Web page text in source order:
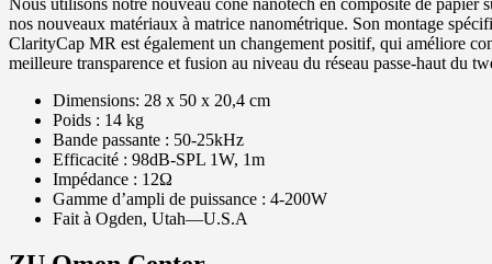
nos nouveaux matériaux à matrice nanométrique. Son montage
ClarityCap MR est également un changement positif, qui améliore
meilleure transparence et fusion au niveau du réseau passe-haut du
Dimensions: 28 x 50 x 20,4 cm
Poids : 14 kg
Bande passante : 50-25kHz
Efficacité : 98dB-SPL 1W, 1m
Impédance : 12Ω
Gamme d’ampli de puissance : 4-200W
Fait à Ogden, Utah—U.S.A